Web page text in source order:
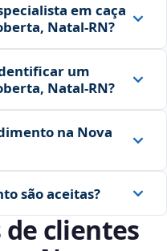
em caça
Natal‑RN?
um
Natal‑RN?
na Nova
são aceitas?
clientes